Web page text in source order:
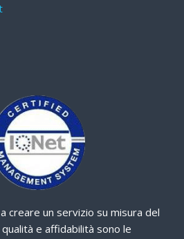
creare un servizio su misura del
e affidabilità sono le